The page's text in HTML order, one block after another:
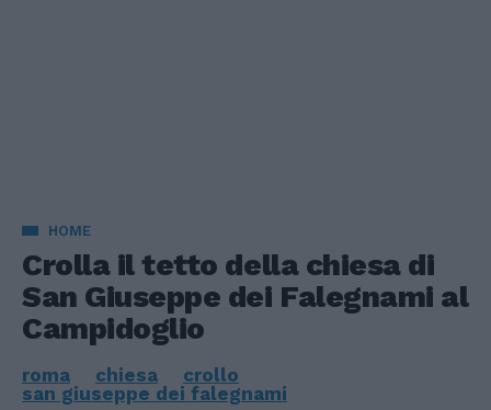
HOME
Crolla il tetto della chiesa di
San Giuseppe dei Falegnami al
Campidoglio
roma chiesa
crollo
san giuseppe dei falegnami